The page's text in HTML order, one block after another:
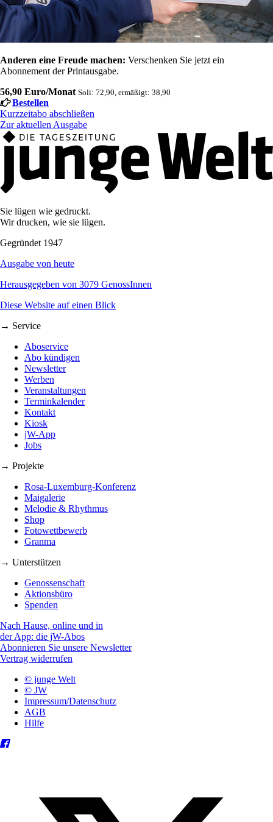
Anderen eine Freude machen: Verschenken Sie jetzt ein
Abonnement der Printausgabe.
56,90 Euro/Monat Soli: 72,90, ermäßigt: 38,90
Bestellen
Kurzzeitabo abschließen
Zur aktuellen Ausgabe
Sie lügen wie gedruckt.
Wir drucken, wie sie lügen.
Gegründet 1947
Ausgabe von heute
Herausgegeben von 3079 GenossInnen
Diese Website auf einen Blick
→ Service
Aboservice
Abo kündigen
Newsletter
Werben
Veranstaltungen
Terminkalender
Kontakt
Kiosk
jW-App
Jobs
→ Projekte
Rosa-Luxemburg-Konferenz
Maigalerie
Melodie & Rhythmus
Shop
Fotowettbewerb
Granma
→ Unterstützen
Genossenschaft
Aktionsbüro
Spenden
Nach Hause, online und in
der App: die jW-Abos
Abonnieren Sie unsere Newsletter
Vertrag widerrufen
© junge Welt
© JW
Impressum/Datenschutz
AGB
Hilfe